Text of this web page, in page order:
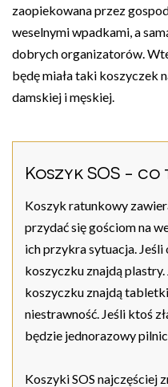
zaopiekowana przez
weselnymi wpadkami, a
dobrych organizatorów.
będę miała taki koszyczek
damskiej i męskiej.
Koszyk SOS -
Koszyk ratunkowy
przydać się gościom na
ich przykra sytuacja.
koszyczku znajdą
koszyczku znajdą
niestrawność. Jeśli ktoś
będzie jednorazowy
Koszyki SOS najczęściej